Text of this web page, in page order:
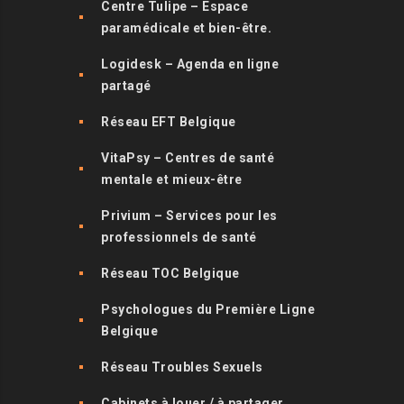
Centre Tulipe – Espace
paramédicale et bien-être.
Logidesk – Agenda en ligne
partagé
Réseau EFT Belgique
VitaPsy – Centres de santé
mentale et mieux-être
Privium – Services pour les
professionnels de santé
Réseau TOC Belgique
Psychologues du Première Ligne
Belgique
Réseau Troubles Sexuels